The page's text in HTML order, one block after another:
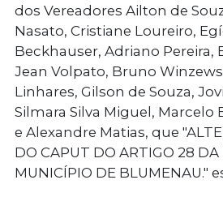
dos Vereadores Ailton de
Nasato, Cristiane Loureiro,
Beckhauser, Adriano Pereira,
Jean Volpato, Bruno
Linhares, Gilson de Souza,
Silmara Silva Miguel, Marcelo
e Alexandre Matias, que
DO CAPUT DO ARTIGO 28 DA
MUNICÍPIO DE BLUMENAU."